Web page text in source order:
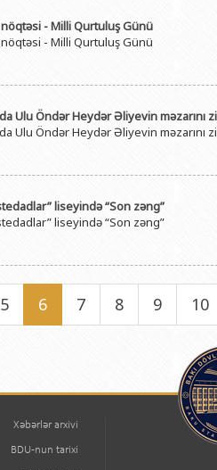
- Milli Qurtuluş Günü
- Milli Qurtuluş Günü
Ulu Öndər Heydər Əliyevin məzarını
Ulu Öndər Heydər Əliyevin məzarını
liseyində “Son zəng”
liseyində “Son zəng”
5 6 7 8 9 10
Xəbərlər arxivi
BDU-nun tarixi